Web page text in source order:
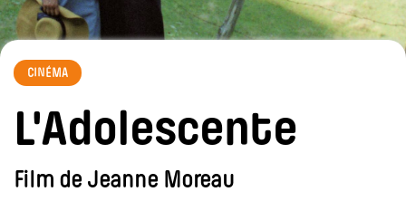
CINÉMA
L'Adolescente
Film de Jeanne Moreau